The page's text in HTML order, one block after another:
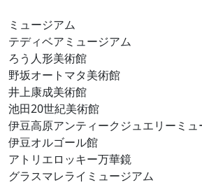
ミュージアム
テディベアミュージアム
ろう人形美術館
野坂オートマタ美術館
井上康成美術館
池田20世紀美術館
伊豆高原アンティークジュエリーミ
伊豆オルゴール館
アトリエロッキー万華鏡
グラスマレライミュージアム